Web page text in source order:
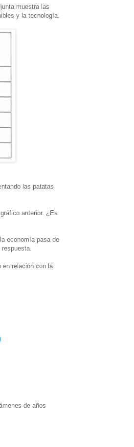
muestra las
y la tecnología.
las patatas
anterior. ¿Es
economía pasa de
en relación con la
de años